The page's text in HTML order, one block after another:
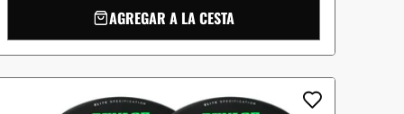
AGREGAR A LA CESTA